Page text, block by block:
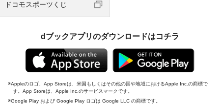
ドコモスポーツくじ
dブックアプリのダウンロードはコチラ
Appleのロゴ、App Storeは、米国もしくはその他の国や地域におけるApple Inc.の商標で
す。App Storeは、Apple Inc.のサービスマークです。
Google Play および Google Play ロゴは Google LLC の商標です。